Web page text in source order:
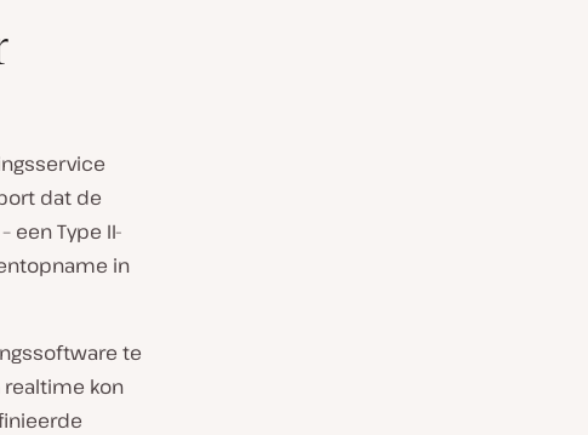
dat de
een Type II-
in
te
kon